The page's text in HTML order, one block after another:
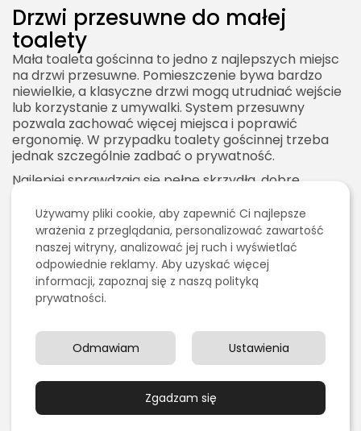
Drzwi przesuwne do małej
toalety
Mała toaleta gościnna to jedno z najlepszych miejsc
na drzwi przesuwne. Pomieszczenie bywa bardzo
niewielkie, a klasyczne drzwi mogą utrudniać wejście
lub korzystanie z umywalki. System przesuwny
pozwala zachować więcej miejsca i poprawić
ergonomię. W przypadku toalety gościnnej trzeba
jednak szczególnie zadbać o prywatność.
Najlepiej sprawdzają się pełne skrzydła, dobre
środka. Szkło, nawet matowe, może być mniej
komfortowe dla gości. Warto też zadbać o
wentylację, ponieważ małe toalety często nie mają
okna i wymagają sprawnego przepływu powietrza.
W wąskim korytarzu drzwi przesuwne do toalety
mogą również poprawić bezpieczeństwo. Otwarte
uderzeniem osoby przechodzącej. To praktyczna
zaleta, którą docenia się szczególnie w codziennym
użytkowaniu.
Drzwi przesuwne a osoby
starsze i dzieci
Używamy pliki cookie, aby zapewnić Ci najlepsze
wrażenia z przeglądania, personalizować zawartość
naszej witryny, analizować jej ruch i wyświetlać
odpowiednie reklamy. Aby uzyskać więcej
informacji, zapoznaj się z naszą polityką
prywatności.
Zgadzam się
Ustawienia
Odmawiam